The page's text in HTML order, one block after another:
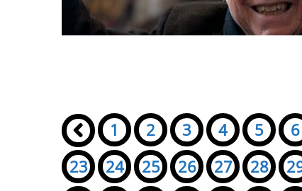
Seiten:
« 1 2 3 4 5 6
23
24 25 26 27 28